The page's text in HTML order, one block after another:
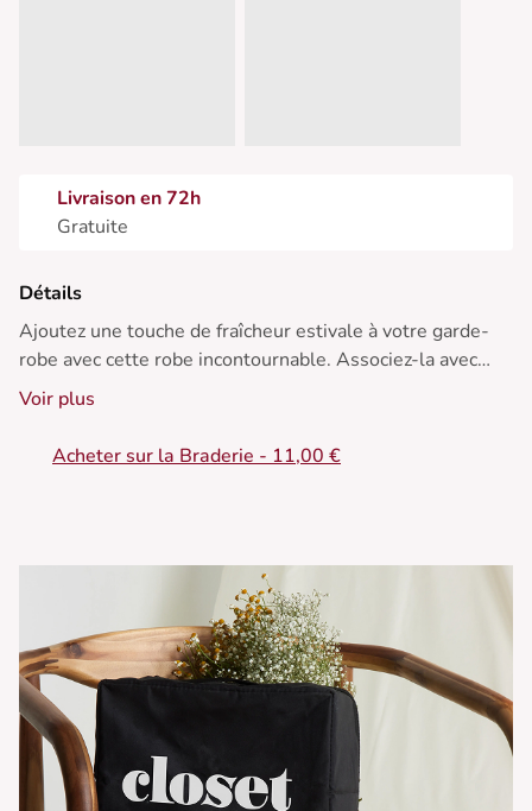
Livraison en 72h
Gratuite
Détails
Ajoutez une touche de fraîcheur estivale à votre garde-
robe avec cette robe incontournable. Associez-la avec
des sandales dorées et un chapeau de paille pour une
allure chic et légère sous le soleil.
• Taille smockée
Voir plus
Acheter sur la Braderie - 11,00 €